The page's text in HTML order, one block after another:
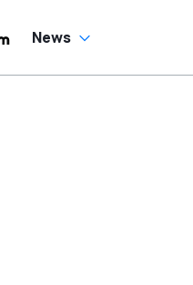
News